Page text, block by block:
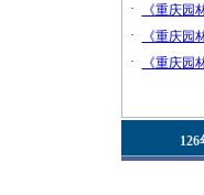
·
《重庆园
·
《重庆园
·
《重庆园